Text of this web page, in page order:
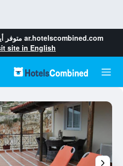
ar.hotelscombined.com متوفر
site in English